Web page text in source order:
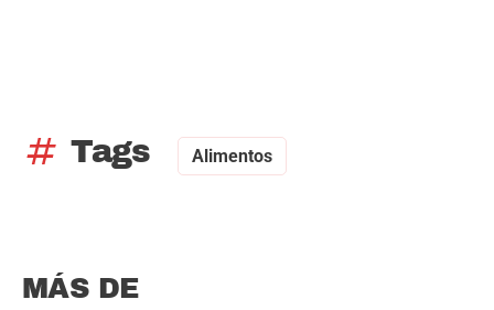
tag Tags Alimentos
MÁS DE